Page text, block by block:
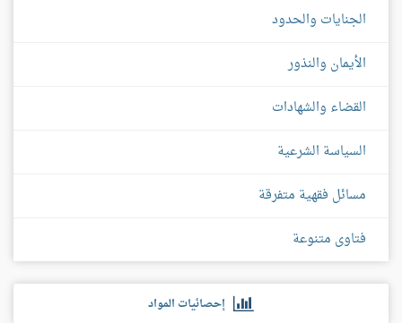
الجنايات والحدود
الأيمان والنذور
القضاء والشهادات
السياسة الشرعية
مسائل فقهية متفرقة
فتاوى متنوعة
إحصائيات المواد